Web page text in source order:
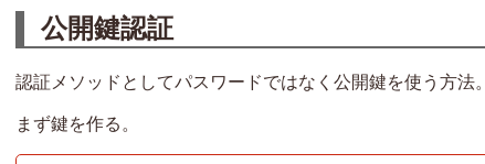
公開鍵認証
認証メソッドとしてパスワードではなく公開鍵を使う方法。
まず鍵を作る。